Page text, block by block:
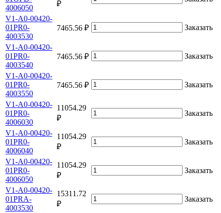
4006050
₽
V1-A0-00420-
01PR0-
4003530
7465.56 ₽ Заказать
V1-A0-00420-
01PR0-
4003540
7465.56 ₽ Заказать
V1-A0-00420-
01PR0-
4003550
7465.56 ₽ Заказать
V1-A0-00420-
01PR0-
4006030
11054.29
₽
Заказать
V1-A0-00420-
01PR0-
4006040
11054.29
₽
Заказать
V1-A0-00420-
01PR0-
4006050
11054.29
₽
Заказать
V1-A0-00420-
01PRA-
4003530
15311.72
₽
Заказать